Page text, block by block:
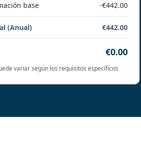
base -€442.00
(Anual) €442.00
€0.00
variar según los requisitos específicos